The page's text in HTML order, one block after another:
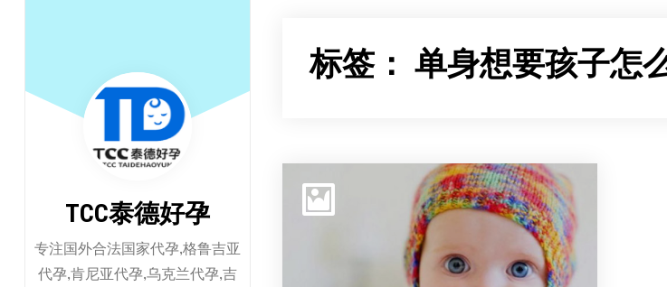
TCC泰德好孕
专注国外合法国家代孕,格鲁吉亚
代孕,肯尼亚代孕,乌克兰代孕,吉
标签： 单身想要孩子怎